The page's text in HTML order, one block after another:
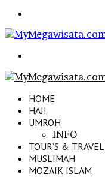
HOME
HAJI
UMROH
INFO
TOUR’S & TRAVEL
MUSLIMAH
MOZAIK ISLAM